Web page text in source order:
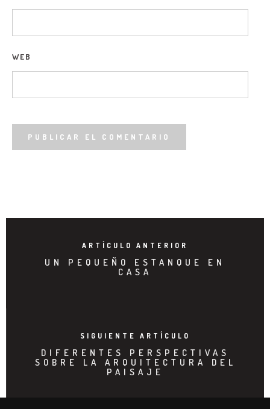
WEB
ARTÍCULO ANTERIOR
UN PEQUEÑO ESTANQUE EN
CASA
SIGUIENTE ARTÍCULO
DIFERENTES PERSPECTIVAS
SOBRE LA ARQUITECTURA DEL
PAISAJE